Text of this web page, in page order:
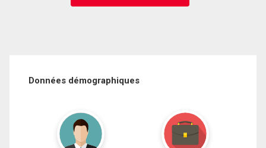
Données démographiques